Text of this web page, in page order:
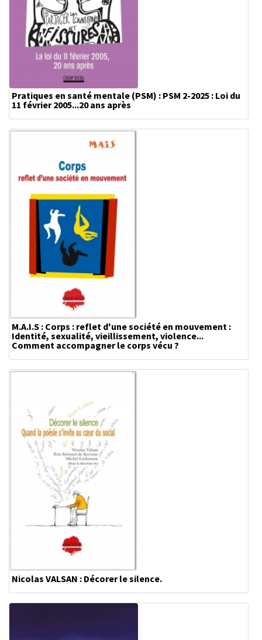
Pratiques en santé mentale (PSM) : PSM 2-2025 : Loi du
11 février 2005...20 ans après
M.A.I.S : Corps : reflet d'une société en mouvement :
Identité, sexualité, vieillissement, violence...
Comment accompagner le corps vécu ?
Nicolas VALSAN : Décorer le silence.